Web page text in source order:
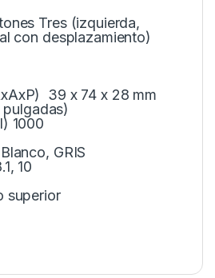
Tres (izquierda,
con desplazamiento)
39 x 74 x 28 mm
pulgadas)
1000
GRIS
10
superior